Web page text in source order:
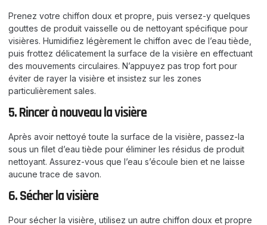
Prenez votre chiffon doux et propre, puis versez-y quelques
gouttes de produit vaisselle ou de nettoyant spécifique pour
visières. Humidifiez légèrement le chiffon avec de l’eau tiède,
puis frottez délicatement la surface de la visière en effectuant
des mouvements circulaires. N’appuyez pas trop fort pour
éviter de rayer la visière et insistez sur les zones
particulièrement sales.
5. Rincer à nouveau la visière
Après avoir nettoyé toute la surface de la visière, passez-la
sous un filet d’eau tiède pour éliminer les résidus de produit
nettoyant. Assurez-vous que l’eau s’écoule bien et ne laisse
aucune trace de savon.
6. Sécher la visière
Pour sécher la visière, utilisez un autre chiffon doux et propre